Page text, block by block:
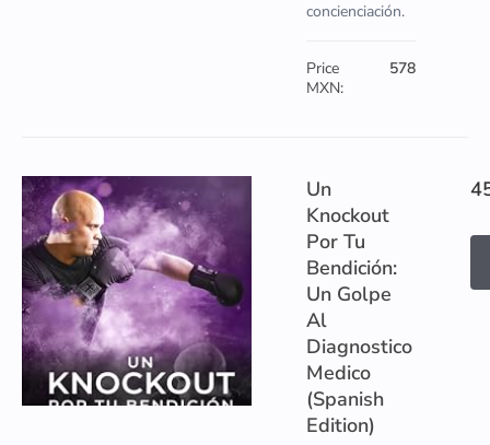
concienciación.
Price
MXN:
578
Un
Knockout
Por Tu
Bendición:
Un Golpe
Al
Diagnostico
Medico
(Spanish
Edition)